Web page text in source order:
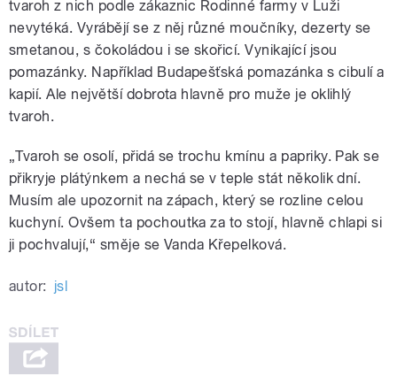
tvaroh z nich podle zákaznic Rodinné farmy v Luži
nevytéká. Vyrábějí se z něj různé moučníky, dezerty se
smetanou, s čokoládou i se skořicí. Vynikající jsou
pomazánky. Například Budapešťská pomazánka s cibulí a
kapií. Ale největší dobrota hlavně pro muže je oklihlý
tvaroh.
„Tvaroh se osolí, přidá se trochu kmínu a papriky. Pak se
přikryje plátýnkem a nechá se v teple stát několik dní.
Musím ale upozornit na zápach, který se rozline celou
kuchyní. Ovšem ta pochoutka za to stojí, hlavně chlapi si
ji pochvalují,“ směje se Vanda Křepelková.
autor: jsl